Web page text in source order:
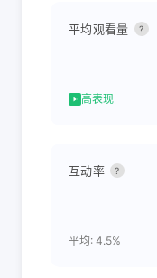
平均观看量 ?
高表现
互动率 ?
平均: 4.5%